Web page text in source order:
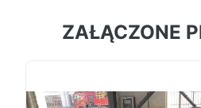
bez szwu ze stali nierdzewnej
przemysłowymPrzegląd
ZAŁĄCZONE